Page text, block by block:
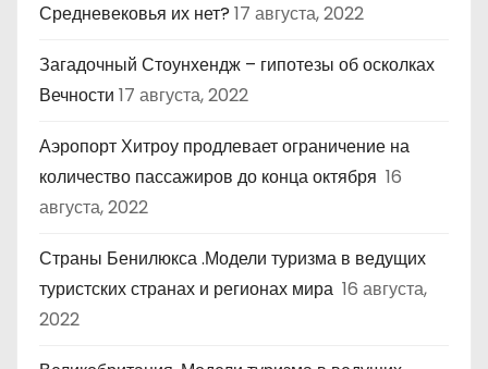
Средневековья их нет? 17 августа, 2022
Загадочный Стоунхендж – гипотезы об осколках
Вечности 17 августа, 2022
Аэропорт Хитроу продлевает ограничение на
количество пассажиров до конца октября 16
августа, 2022
Страны Бенилюкса .Модели туризма в ведущих
туристских странах и регионах мира 16 августа,
2022